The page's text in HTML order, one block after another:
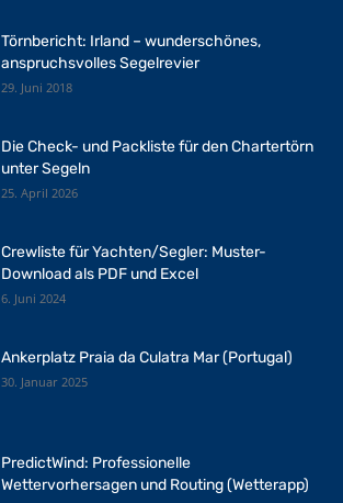
Törnbericht: Irland – wunderschönes,
anspruchsvolles Segelrevier
29. Juni 2018
Die Check- und Packliste für den Chartertörn
unter Segeln
25. April 2026
Crewliste für Yachten/Segler: Muster-
Download als PDF und Excel
6. Juni 2024
Ankerplatz Praia da Culatra Mar (Portugal)
30. Januar 2025
PredictWind: Professionelle
Wettervorhersagen und Routing (Wetterapp)